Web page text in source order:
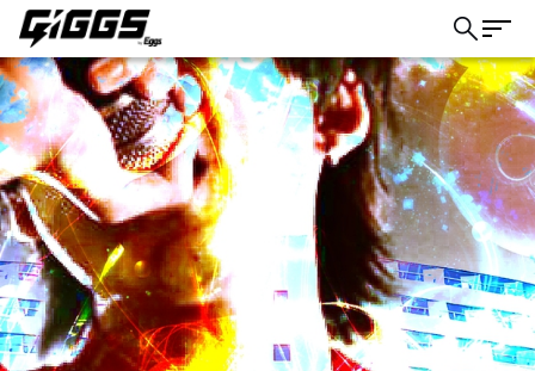
ライブ体験をもっと楽しく、もっと便利
こちら